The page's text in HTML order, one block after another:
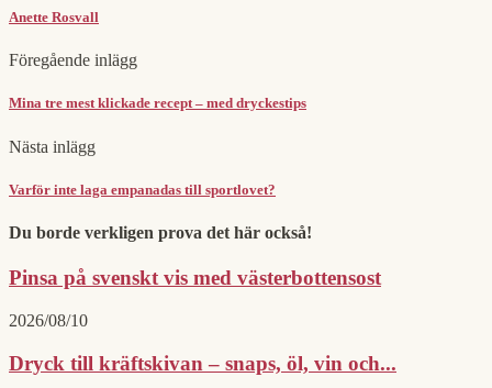
Anette Rosvall
Föregående inlägg
Mina tre mest klickade recept – med dryckestips
Nästa inlägg
Varför inte laga empanadas till sportlovet?
Du borde verkligen prova det här också!
Pinsa på svenskt vis med västerbottensost
2026/08/10
Dryck till kräftskivan – snaps, öl, vin och...